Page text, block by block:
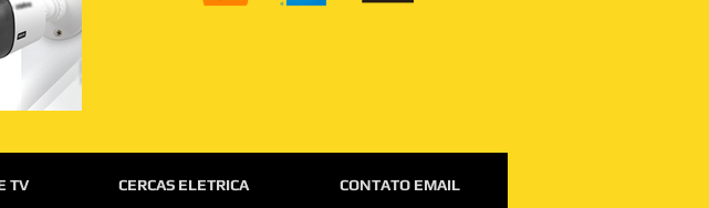
TV CERCAS ELETRICA CONTATO EMAIL